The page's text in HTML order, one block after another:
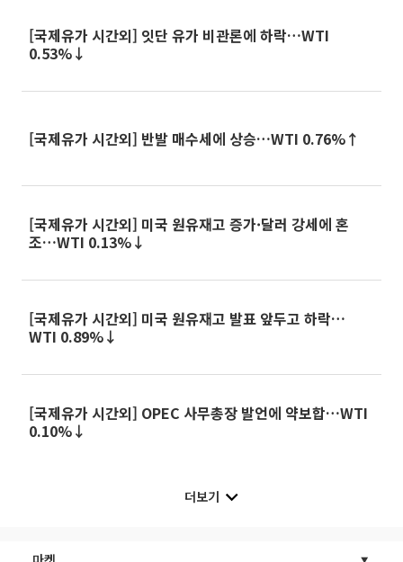
[국제유가 시간외] 잇단 유가 비관론에 하락…WTI
0.53%↓
[국제유가 시간외] 반발 매수세에 상승…WTI 0.76%↑
[국제유가 시간외] 미국 원유재고 증가·달러 강세에 혼
조…WTI 0.13%↓
[국제유가 시간외] 미국 원유재고 발표 앞두고 하락…
WTI 0.89%↓
[국제유가 시간외] OPEC 사무총장 발언에 약보합…WTI
0.10%↓
더보기